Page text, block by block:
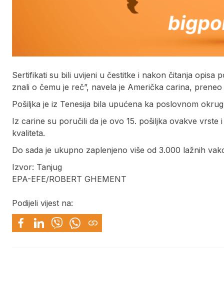
Sertifikati su bili uvijeni u čestitke i nakon čitanja opisa
znali o čemu je reč”, navela je Američka carina, preneo
Pošiljka je iz Tenesija bila upućena ka poslovnom
Iz carine su poručili da je ovo 15. pošiljka ovakve
kvaliteta.
Do sada je ukupno zaplenjeno više od 3.000 lažnih
Izvor: Tanjug
EPA-EFE/ROBERT GHEMENT
Podijeli vijest na: